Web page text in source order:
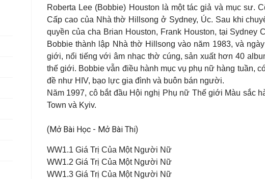
Roberta Lee (Bobbie) Houston là một tác giả và mục sư.
Cấp cao của Nhà thờ Hillsong ở Sydney, Úc. Sau khi
quyền của cha Brian Houston, Frank Houston, tại Sydney
Bobbie thành lập Nhà thờ Hillsong vào năm 1983, và
giới, nổi tiếng với âm nhạc thờ cúng, sản xuất hơn 40
thế giới. Bobbie vẫn điều hành mục vụ phụ nữ hàng tuần,
đề như HIV, bạo lực gia đình và buôn bán người.
Năm 1997, cô bắt đầu Hội nghị Phụ nữ Thế giới Màu sắc
Town và Kyiv.
(Mở Bài Học - Mở Bài Thi)
WW1.1 Giá Trị Của Một Người Nữ
WW1.2 Giá Trị Của Một Người Nữ
WW1.3 Giá Trị Của Một Người Nữ